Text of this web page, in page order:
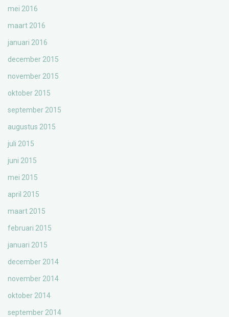
mei 2016
maart 2016
januari 2016
december 2015
november 2015
oktober 2015
september 2015
augustus 2015
juli 2015
juni 2015
mei 2015
april 2015
maart 2015
februari 2015
januari 2015
december 2014
november 2014
oktober 2014
september 2014